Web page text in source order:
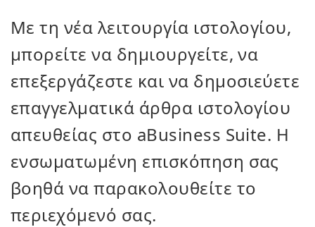
Με τη νέα λειτουργία ιστολογίου,
μπορείτε να δημιουργείτε, να
επεξεργάζεστε και να δημοσιεύετε
επαγγελματικά άρθρα ιστολογίου
απευθείας στο aBusiness Suite. Η
ενσωματωμένη επισκόπηση σας
βοηθά να παρακολουθείτε το
περιεχόμενό σας.